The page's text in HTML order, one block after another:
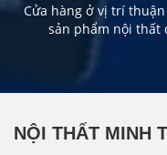
Cửa hàng ở vị trí
sản phẩm nội thất
NỘI THẤT MINH